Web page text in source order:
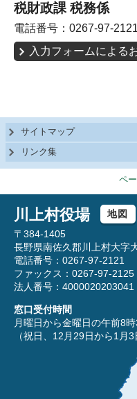
税財政課 税務係
電話番号：0267-97-
入力フォームによる
サイトマップ
リンク集
ペ
川上村役場
地図
〒384-1405
長野県南佐久郡川上村大字
電話番号：0267-97-2121
ファックス：0267-97-2125
法人番号：4000020203041
窓口受付時間
月曜日から金曜日の午前8
（祝日、12月29日から1月3